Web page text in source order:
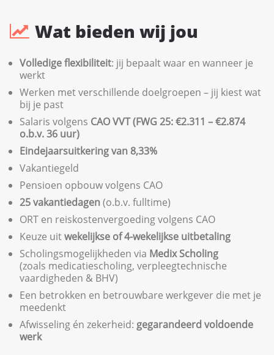
Wat bieden wij jou
Volledige flexibiliteit: jij bepaalt waar en wanneer je
werkt
Werken met verschillende doelgroepen – jij kiest wat
bij je past
Salaris volgens CAO VVT (FWG 25: €2.311 – €2.874
o.b.v. 36 uur)
Eindejaarsuitkering van 8,33%
Vakantiegeld
Pensioen opbouw volgens CAO
25 vakantiedagen(o.b.v. fulltime)
ORT en reiskostenvergoeding volgens CAO
Keuze uitwekelijkse of 4-wekelijkse uitbetaling
Scholingsmogelijkheden via Medix Scholing
(zoals medicatiescholing, verpleegtechnische
vaardigheden & BHV)
Een betrokken en betrouwbare werkgever die met je
meedenkt
Afwisseling én zekerheid: gegarandeerd voldoende
werk